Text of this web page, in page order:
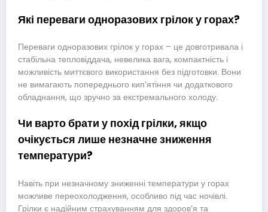
Які переваги одноразових грілок у горах?
Переваги одноразових грілок у горах – це довготривала і
стабільна тепловіддача, невелика вага, компактність і
можливість миттєвого використання без підготовки. Вони
не вимагають попереднього кип’ятіння чи додаткового
обладнання, що зручно за екстремального холоду.
Чи варто брати у похід грілки, якщо
очікується лише незначне зниження
температури?
Навіть при незначному зниженні температури у горах
можливе переохолодження, особливо під час ночівлі.
Грілки є надійним страхуванням для здоров’я та